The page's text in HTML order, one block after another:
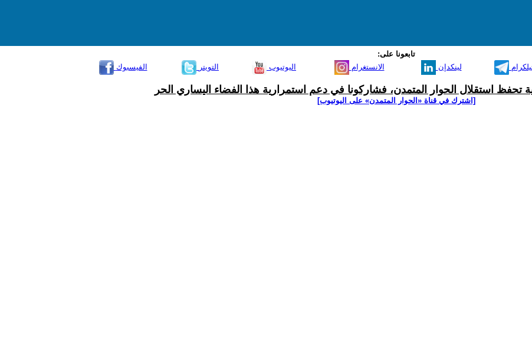
تابعونا على:
الفيسبوك
التويتر اليوتيوب الانستغرام لينكدإن
تحفظ استقلال الحوار المتمدن، فشاركونا في دعم استمرارية هذا الفضاء اليساري الحر
[اشترك في قناة ‫«الحوار المتمدن» على اليوتيوب]